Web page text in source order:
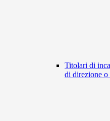
Titolari di
di direzione